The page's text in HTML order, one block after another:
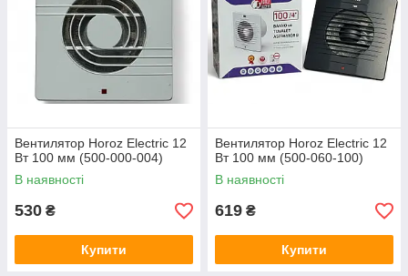
Вентилятор Horoz Electric 12
Вт 100 мм (500-000-004)
В наявності
530 ₴
Купити
Вентилятор Horoz Electric 12
Вт 100 мм (500-060-100)
В наявності
619 ₴
Купити